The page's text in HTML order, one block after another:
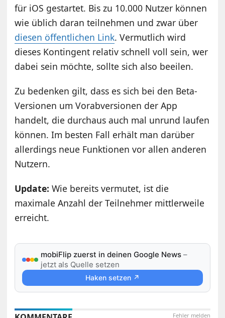
für iOS gestartet. Bis zu 10.000 Nutzer können
wie üblich daran teilnehmen und zwar über
diesen öffentlichen Link. Vermutlich wird
dieses Kontingent relativ schnell voll sein, wer
dabei sein möchte, sollte sich also beeilen.
Zu bedenken gilt, dass es sich bei den Beta-
Versionen um Vorabversionen der App
handelt, die durchaus auch mal unrund laufen
können. Im besten Fall erhält man darüber
allerdings neue Funktionen vor allen anderen
Nutzern.
Update: Wie bereits vermutet, ist die
maximale Anzahl der Teilnehmer mittlerweile
erreicht.
mobiFlip zuerst in deinen Google News –
jetzt als Quelle setzen
Haken setzen ↗
Fehler melden